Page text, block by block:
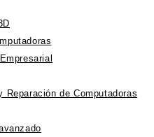
Reparación de Computadoras